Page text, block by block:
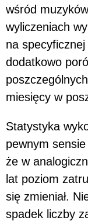
wśród
wyliczeniach
na
dodatkowo
miesięcy w
Statystyka
pewnym
że w
lat poziom
się zmieniał.
spadek liczby